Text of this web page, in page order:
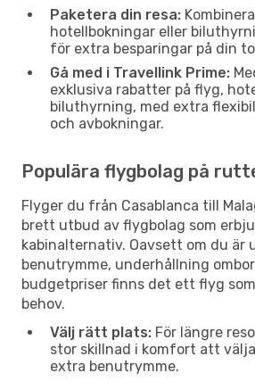
Paketera din resa:
hotellbokningar eller
för extra besparingar på din
Gå med i Travellink Prime:
exklusiva rabatter på flyg,
biluthyrning, med extra
och avbokningar.
Populära flygbolag på
Flyger du från Casablanca till
brett utbud av flygbolag som
kabinalternativ. Oavsett om du är
benutrymme, underhållning
budgetpriser finns det ett flyg
behov.
Välj rätt plats: För längre
stor skillnad i komfort att
extra benutrymme.